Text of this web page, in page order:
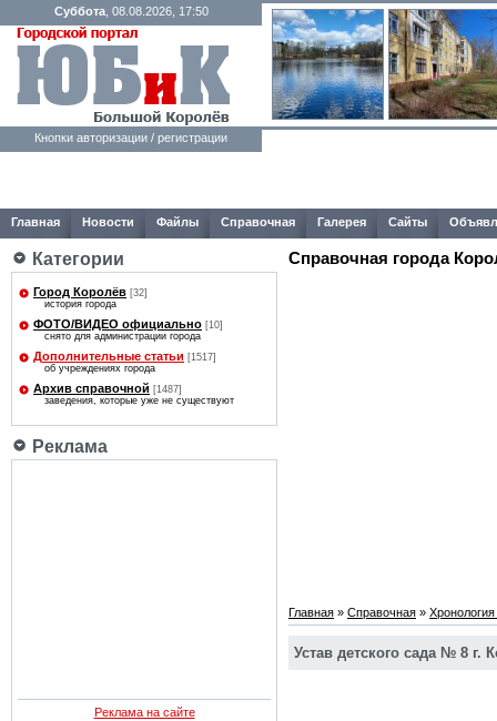
Суббота, 08.08.2026, 17:50
Кнопки авторизации / регистрации
Главная Новости Файлы Справочная Галерея Сайты
Категории
Город Королёв [32]
история города
ФОТО/ВИДЕО официально [10]
снято для администрации города
Дополнительные статьи [1517]
об учреждениях города
Архив справочной [1487]
заведения, которые уже не существуют
Реклама
Реклама на сайте
Справочная города
Главная » Справочная »
Устав детского сада № 8 г.